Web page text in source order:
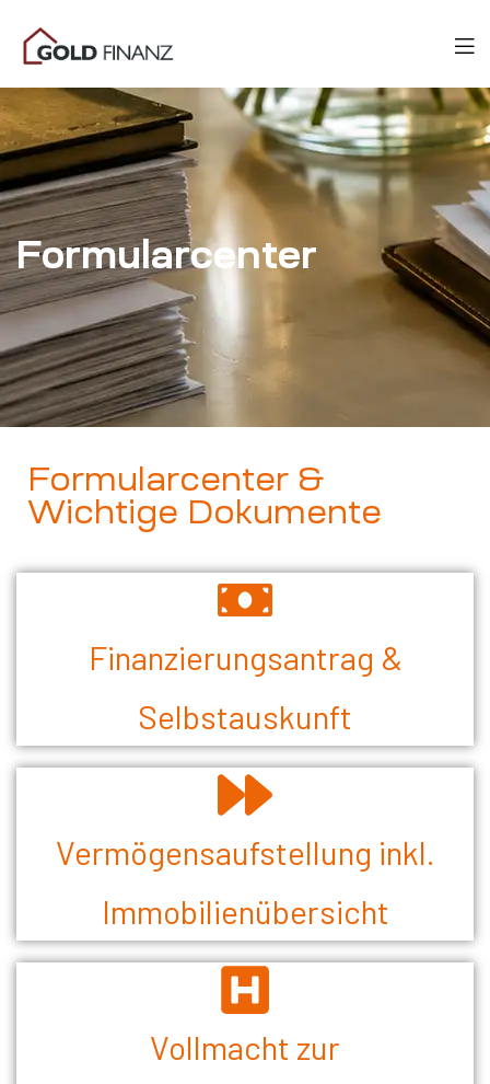
Formularcenter
Formularcenter &
Wichtige Dokumente
Finanzierungsantrag &
Selbstauskunft
Vermögensaufstellung inkl.
Immobilienübersicht
Vollmacht zur